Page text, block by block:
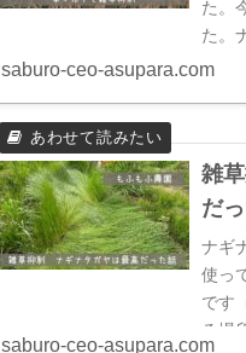
た。
た。
saburo-ceo-asupara.com
雑
だ
ナギ
使っ
です
る場
saburo-ceo-asupara.com